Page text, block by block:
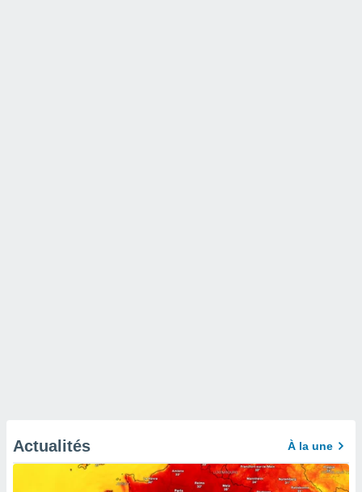
Actualités À la une